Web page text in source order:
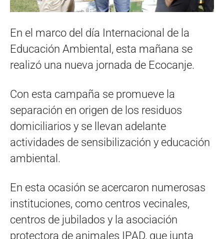
En el marco del día Internacional de la
Educación Ambiental, esta mañana se
realizó una nueva jornada de Ecocanje.
Con esta campaña se promueve la
separación en origen de los residuos
domiciliarios y se llevan adelante
actividades de sensibilización y educación
ambiental.
En esta ocasión se acercaron numerosas
instituciones, como centros vecinales,
centros de jubilados y la asociación
protectora de animales IPAD, que junta